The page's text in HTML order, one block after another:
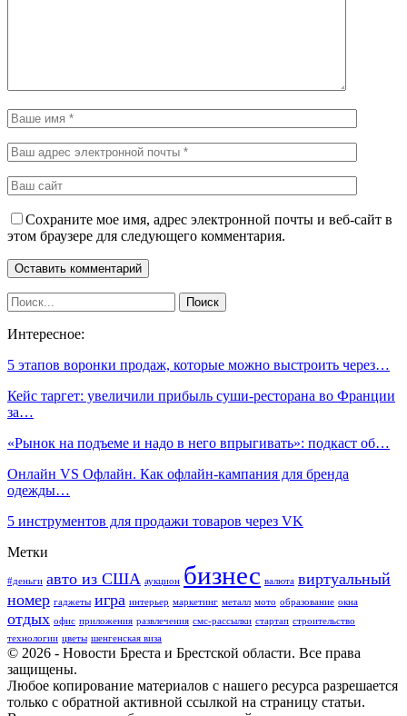
Сохраните мое имя, адрес электронной почты и веб-сайт в
этом браузере для следующего комментария.
Интересное:
5 этапов воронки продаж, которые можно выстроить через…
Кейс таргет: увеличили прибыль суши-ресторана во Франции
за…
«Рынок на подъеме и надо в него впрыгивать»: подкаст об…
Онлайн VS Офлайн. Как офлайн-кампания для бренда
одежды…
5 инструментов для продажи товаров через VK
Метки
#деньги авто из США аукцион бизнес валюта виртуальный
номер гаджеты игра интерьер маркетинг металл мото образование окна
отдых офис приложения развлечения смс-рассылки стартап строительство
технологии цветы шенгенская виза
© 2026 - Новости Бреста и Брестской области. Все права
защищены.
Любое копирование материалов с нашего ресурса разрешается
только с обратной активной ссылкой на страницу статьи.